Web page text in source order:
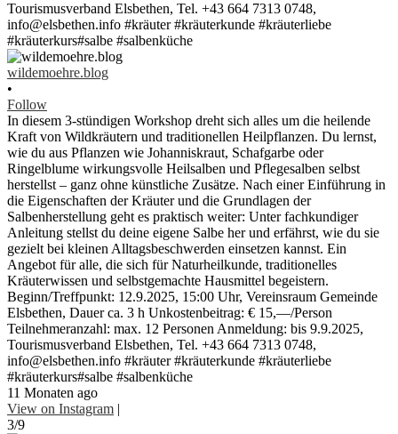
wildemoehre.blog
•
Follow
In diesem 3-stündigen Workshop dreht sich alles um die heilende
Kraft von Wildkräutern und traditionellen Heilpflanzen. Du lernst,
wie du aus Pflanzen wie Johanniskraut, Schafgarbe oder
Ringelblume wirkungsvolle Heilsalben und Pflegesalben selbst
herstellst – ganz ohne künstliche Zusätze. Nach einer Einführung in
die Eigenschaften der Kräuter und die Grundlagen der
Salbenherstellung geht es praktisch weiter: Unter fachkundiger
Anleitung stellst du deine eigene Salbe her und erfährst, wie du sie
gezielt bei kleinen Alltagsbeschwerden einsetzen kannst. Ein
Angebot für alle, die sich für Naturheilkunde, traditionelles
Kräuterwissen und selbstgemachte Hausmittel begeistern.
Beginn/Treffpunkt: 12.9.2025, 15:00 Uhr, Vereinsraum Gemeinde
Elsbethen, Dauer ca. 3 h Unkostenbeitrag: € 15,—/Person
Teilnehmeranzahl: max. 12 Personen Anmeldung: bis 9.9.2025,
Tourismusverband Elsbethen, Tel. +43 664 7313 0748,
info@elsbethen.info #kräuter #kräuterkunde #kräuterliebe
#kräuterkurs#salbe #salbenküche
11 Monaten ago
View on Instagram |
3/9